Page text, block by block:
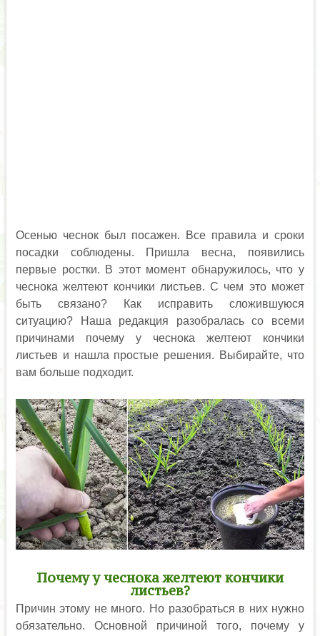
Осенью чеснок был посажен. Все правила и сроки
посадки соблюдены. Пришла весна, появились
первые ростки. В этот момент обнаружилось, что у
чеснока желтеют кончики листьев. С чем это может
быть связано? Как исправить сложившуюся
ситуацию? Наша редакция разобралась со всеми
причинами почему у чеснока желтеют кончики
листьев и нашла простые решения. Выбирайте, что
вам больше подходит.
Почему у чеснока желтеют кончики
листьев?
Причин этому не много. Но разобраться в них нужно
обязательно. Основной причиной того, почему у